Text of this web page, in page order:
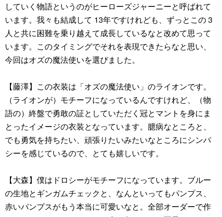
していく物語というのがヒーローズジャーニーと呼ばれて
います。我々も結成して 13年ですけれども、ずっとこの 3
人と共に困難を乗り越えて成長しているなと改めて思って
います。このタイミングでそれを表現できたらなと思い、
今回はオズの魔法使いを選びました。
【藤澤】この衣装は「オズの魔法使い」のライオンです。
（ライオンが）モチーフになっているんですけれど、（物
語の）終盤で勇敢の証としていただく冠とマントを身にま
とったイメージの衣装となっています。臆病なところと、
でも勇気を持ちたい、頑張りたいみたいなところにシンパ
シーを感じているので、とても嬉しいです。
【大森】僕はドロシーがモチーフになっています。ブルー
の生地とギンガムチェックと、なんといってもパンプス、
赤いパンプスがもう本当に可愛いなと。全部オーダーで作